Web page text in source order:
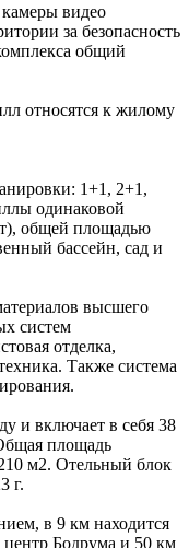
видео
за безопасность
общий
относятся к жилому
1+1, 2+1,
одинаковой
общей площадью
бассейн, сад и
высшего
систем
отделка,
Также система
и включает в себя 38
площадь
м2. Отельный блок
г.
в 9 км находится
Бодрума и 50 км